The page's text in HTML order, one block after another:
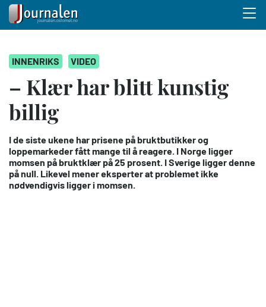
hovedinnhold
INNENRIKS VIDEO
– Klær har blitt kunstig
billig
I de siste ukene har prisene på bruktbutikker og
loppemarkeder fått mange til å reagere. I Norge ligger
momsen på bruktklær på 25 prosent. I Sverige ligger denne
på null. Likevel mener eksperter at problemet ikke
nødvendigvis ligger i momsen.